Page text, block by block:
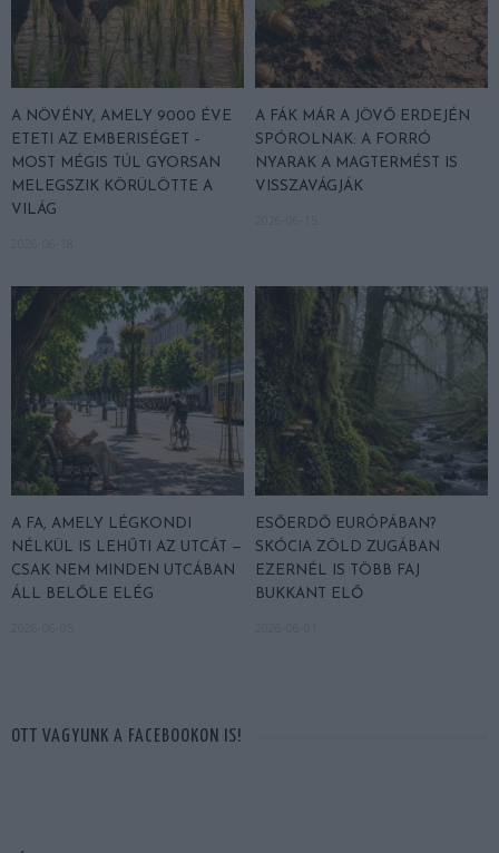
A NÖVÉNY, AMELY 9000 ÉVE
ETETI AZ EMBERISÉGET –
MOST MÉGIS TÚL GYORSAN
MELEGSZIK KÖRÜLÖTTE A
VILÁG
A FÁK MÁR A JÖVŐ ERDEJÉN
SPÓROLNAK: A FORRÓ
NYARAK A MAGTERMÉST IS
VISSZAVÁGJÁK
A FA, AMELY LÉGKONDI
NÉLKÜL IS LEHŰTI AZ UTCÁT —
CSAK NEM MINDEN UTCÁBAN
ÁLL BELŐLE ELÉG
ESŐERDŐ EURÓPÁBAN?
SKÓCIA ZÖLD ZUGÁBAN
EZERNÉL IS TÖBB FAJ
BUKKANT ELŐ
OTT VAGYUNK A FACEBOOKON IS!